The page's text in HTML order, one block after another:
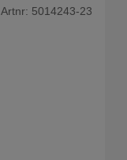
Artnr: 5014243-23